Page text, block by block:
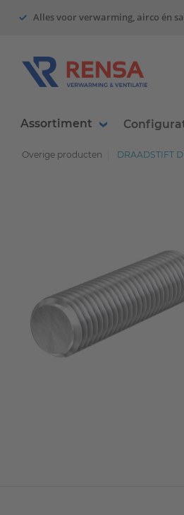
Alles voor verwarming, airco én
Assortiment
Overige producten DRAADSTIFT